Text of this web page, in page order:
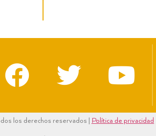
los derechos reservados | Política de privacidad